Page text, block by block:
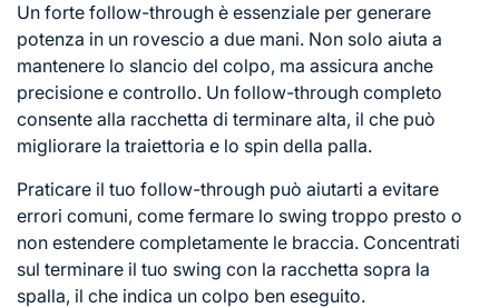
Un forte follow-through è essenziale per generare
potenza in un rovescio a due mani. Non solo aiuta a
mantenere lo slancio del colpo, ma assicura anche
precisione e controllo. Un follow-through completo
consente alla racchetta di terminare alta, il che può
migliorare la traiettoria e lo spin della palla.
Praticare il tuo follow-through può aiutarti a evitare
errori comuni, come fermare lo swing troppo presto o
non estendere completamente le braccia. Concentrati
sul terminare il tuo swing con la racchetta sopra la
spalla, il che indica un colpo ben eseguito.